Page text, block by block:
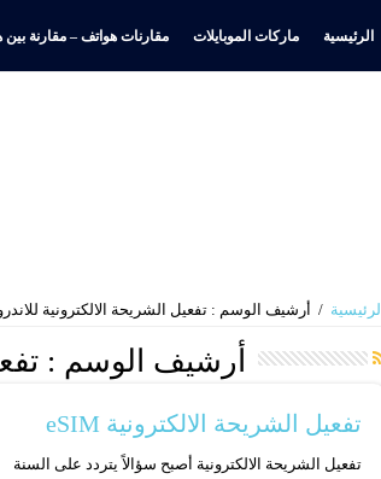
الرئيسية ماركات الموبايلات مقارنات هواتف – مقارنة بين
الرئيسية / أرشيف الوسم : تفعيل الشريحة الالكترونية
أرشيف الوسم :
تفعيل الشريحة الالكترونية eSIM
تفعيل الشريحة الالكترونية أصبح سؤالاً يتردد على السنة